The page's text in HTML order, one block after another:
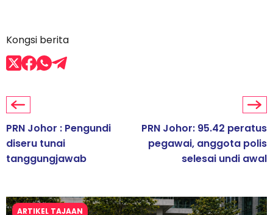
Kongsi berita
PRN Johor : Pengundi
diseru tunai
tanggungjawab
PRN Johor: 95.42 peratus
pegawai, anggota polis
selesai undi awal
ARTIKEL TAJAAN